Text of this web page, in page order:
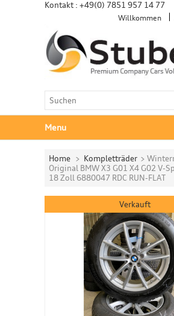
Kontakt : +49(0) 7851 957 14 77
Willkommen
Menu
Home > Kompletträder >
Original BMW X3 G01 X4 G02 V-
18 Zoll 6880047 RDC RUN-FLAT
Verkauft